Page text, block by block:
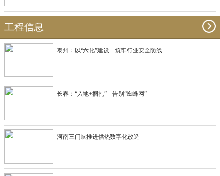
工程信息
泰州：以“六化”建设 筑牢行业安全防线
长春：“入地+捆扎” 告别“蜘蛛网”
河南三门峡推进供热数字化改造